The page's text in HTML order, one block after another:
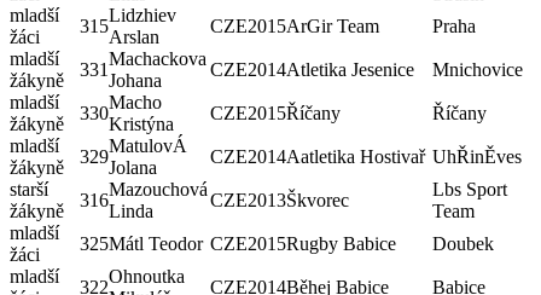
mladší
žáci
315
Lidzhiev
Arslan
CZE2015ArGir Team
Praha
mladší
žákyně
331
Machackova
Johana
CZE2014Atletika Jesenice
Mnichovice
mladší
žákyně
330
Macho
Kristýna
CZE2015Říčany
Říčany
mladší
žákyně
329
MatulovÁ
Jolana
CZE2014Aatletika Hostivař UhŘinĚves
starší
žákyně
316
Mazouchová
Linda
CZE2013Škvorec
Lbs Sport
Team
mladší
žáci
325Mátl Teodor CZE2015Rugby Babice
Doubek
mladší
322
Ohnoutka
CZE2014Běhej Babice
Babice